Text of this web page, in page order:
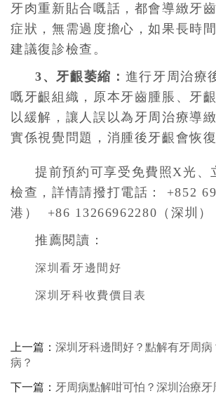
牙肉重新貼合嘅話，都會導緻牙
症狀，無需過度擔心，如果長時
建議復診檢查。
3、牙齦萎縮： 進行牙周治療
嘅牙齦組織，原本牙齒腫脹、牙
以緩解，讓人誤以為牙周治療導
實係視覺問題，消腫後牙齦會恢復
提前預約可享受免費照X光、
檢查，詳情請撥打電話： +852
港） +86 13266962280（深圳）
推薦閱讀：
深圳看牙邊間好
深圳牙科收費價目表
上一篇： 深圳牙科邊間好？點解有牙周病
病？
下一篇： 牙周病點解咁可怕？深圳治療牙